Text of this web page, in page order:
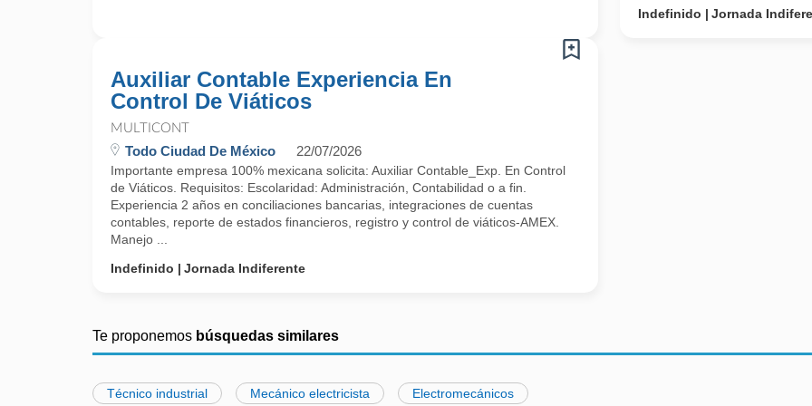
Indefinido Jornada
Auxiliar Contable Experiencia En
Control De Viáticos
MULTICONT
Todo Ciudad De México 22/07/2026
Importante empresa 100% mexicana solicita: Auxiliar Contable_Exp. En Control
de Viáticos. Requisitos: Escolaridad: Administración, Contabilidad o a fin.
Experiencia 2 años en conciliaciones bancarias, integraciones de cuentas
contables, reporte de estados financieros, registro y control de viáticos-AMEX.
Manejo ...
Indefinido
Jornada Indiferente
Te proponemos búsquedas similares
Técnico industrial Mecánico electricista Electromecánicos